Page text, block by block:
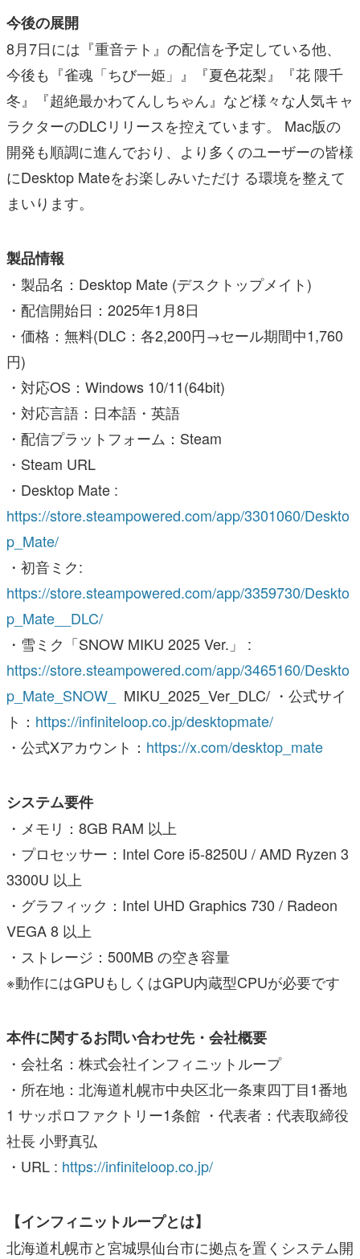
今後の展開
8月7日には『重音テト』の配信を予定している他、
今後も『雀魂「ちび一姫」』『夏色花梨』『花 隈千
冬』『超絶最かわてんしちゃん』など様々な人気キャ
ラクターのDLCリリースを控えています。 Mac版の
開発も順調に進んでおり、より多くのユーザーの皆様
にDesktop Mateをお楽しみいただけ る環境を整えて
まいります。
製品情報
・製品名：Desktop Mate (デスクトップメイト)
・配信開始日：2025年1月8日
・価格：無料(DLC：各2,200円→セール期間中1,760
円)
・対応OS：Windows 10/11(64bit)
・対応言語：日本語・英語
・配信プラットフォーム：Steam
・Steam URL
・Desktop Mate :
https://store.steampowered.com/app/3301060/Deskto
p_Mate/
・初音ミク:
https://store.steampowered.com/app/3359730/Deskto
p_Mate__DLC/
・雪ミク「SNOW MIKU 2025 Ver.」 :
https://store.steampowered.com/app/3465160/Deskto
p_Mate_SNOW_
MIKU_2025_Ver_DLC/ ・公式サイ
ト： https://infiniteloop.co.jp/desktopmate/
・公式Xアカウント： https://x.com/desktop_mate
システム要件
・メモリ：8GB RAM 以上
・プロセッサー：Intel Core i5-8250U / AMD Ryzen 3
3300U 以上
・グラフィック：Intel UHD Graphics 730 / Radeon
VEGA 8 以上
・ストレージ：500MB の空き容量
※動作にはGPUもしくはGPU内蔵型CPUが必要です
本件に関するお問い合わせ先・会社概要
・会社名：株式会社インフィニットループ
・所在地：北海道札幌市中央区北一条東四丁目1番地
1 サッポロファクトリー1条館 ・代表者：代表取締役
社長 小野真弘
・URL : https://infiniteloop.co.jp/
【インフィニットループとは】
北海道札幌市と宮城県仙台市に拠点を置くシステム開